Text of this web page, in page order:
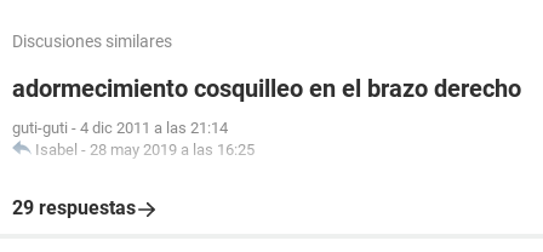
Discusiones similares
adormecimiento cosquilleo en el brazo derecho
guti-guti - 4 dic 2011 a las 21:14
Isabel - 28 may 2019 a las 16:25
29 respuestas